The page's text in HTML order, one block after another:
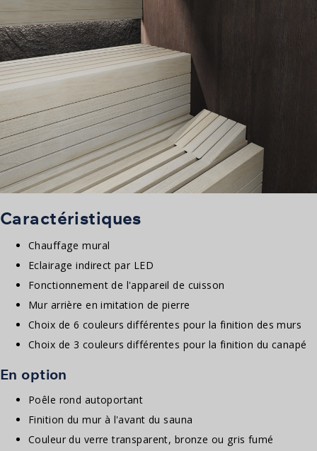
Caractéristiques
Chauffage mural
Eclairage indirect par LED
Fonctionnement de l'appareil de cuisson
Mur arrière en imitation de pierre
Choix de 6 couleurs différentes pour la finition des murs
Choix de 3 couleurs différentes pour la finition du canapé
En option
Poêle rond autoportant
Finition du mur à l'avant du sauna
Couleur du verre transparent, bronze ou gris fumé